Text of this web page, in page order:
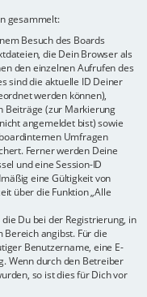
gesammelt:
Besuch des Boards
die Dein Browser als
den einzelnen Aufrufen des
sind die aktuelle ID Deiner
werden können),
Beiträge (zur Markierung
angemeldet bist) sowie
Umfragen
Ferner werden Deine
und eine Session-ID
eine Gültigkeit von
über die Funktion „Alle
Du bei der Registrierung, in
angibst. Für die
Benutzername, eine E-
Wenn durch den Betreiber
so ist dies für Dich vor